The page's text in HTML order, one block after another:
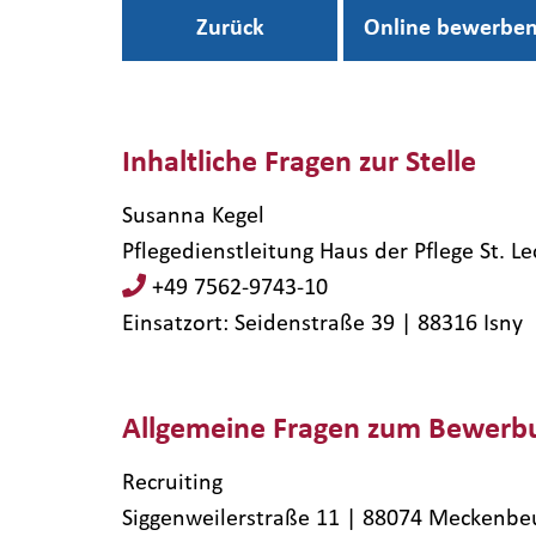
Inhaltliche Fragen zur Stelle
Susanna Kegel
Pflegedienstleitung Haus der Pflege St.
+49 7562-9743-10
Einsatzort: Seidenstraße 39 | 88316​ Isny
Allgemeine Fragen zum
Recruiting
Siggenweilerstraße 11 | 88074
Zurück Online bewerben